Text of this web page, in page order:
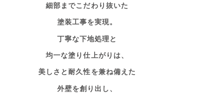
細部までこだわり抜いた
塗装工事を実現。
丁寧な下地処理と
均一な塗り仕上がりは、
美しさと耐久性を兼ね備えた
外壁を創り出し、